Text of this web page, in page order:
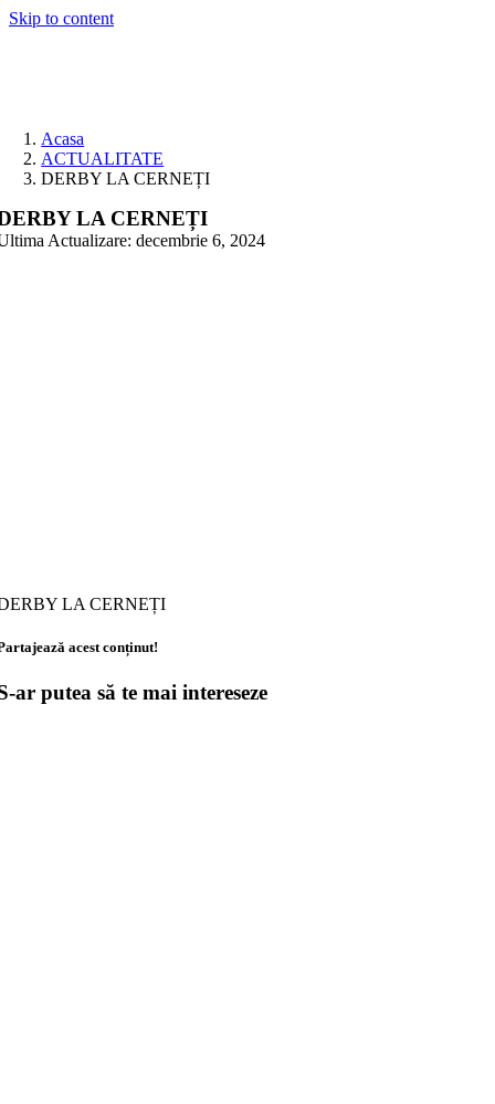
Skip to content
Acasa
ACTUALITATE
DERBY LA CERNEȚI
LA CERNEȚI
Actualizare: decembrie 6, 2024
LA CERNEȚI
acest conținut!
ar putea să te mai intereseze